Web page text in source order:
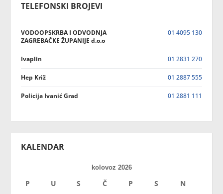
TELEFONSKI BROJEVI
VODOOPSKRBA I ODVODNJA
ZAGREBAČKE ŽUPANIJE d.o.o
01 4095 130
Ivaplin 01 2831 270
Hep Križ 01 2887 555
Policija Ivanić Grad 01 2881 111
KALENDAR
kolovoz 2026
P U S Č P S N